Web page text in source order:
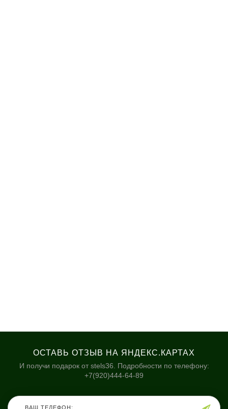
ОСТАВЬ ОТЗЫВ НА ЯНДЕКС.КАРТАХ
И получи подарок от stels36. Подробности по телефону:
+7(920)444-64-89